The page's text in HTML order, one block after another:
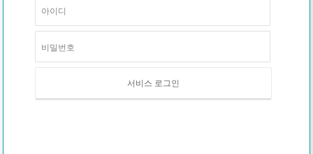
서비스 로그인